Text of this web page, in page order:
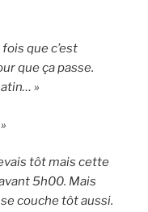
fois que c’est
que ça passe.
»
tôt mais cette
5h00. Mais
couche tôt aussi.